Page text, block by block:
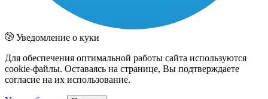
Уведомление о куки
Для обеспечения оптимальной работы сайта используются
cookie-файлы. Оставаясь на странице, Вы подтверждаете
согласие на их использование.